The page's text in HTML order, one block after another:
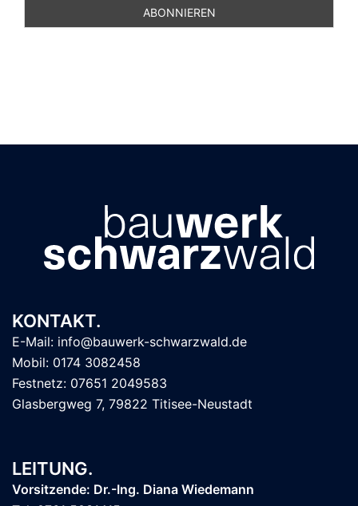
KONTAKT.
E-Mail: info@bauwerk-schwarzwald.de
Mobil: 0174 3082458
Festnetz: 07651 2049583
Glasbergweg 7, 79822 Titisee-Neustadt
LEITUNG.
Vorsitzende: Dr.-Ing. Diana Wiedemann